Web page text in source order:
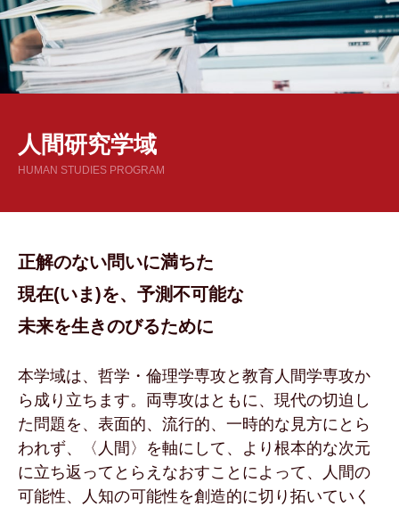
人間研究学域
HUMAN STUDIES PROGRAM
正解のない問いに満ちた
現在(いま)を、 予測不可能な
未来を生きのびるために
本学域は、哲学・倫理学専攻と教育人間学専攻か
ら成り立ちます。両専攻はともに、現代の切迫し
た問題を、表面的、流行的、一時的な見方にとら
われず、〈人間〉を軸にして、より根本的な次元
に立ち返ってとらえなおすことによって、人間の
可能性、人知の可能性を創造的に切り拓いていく